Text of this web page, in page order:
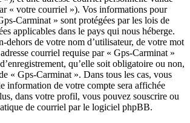
« votre courriel »). Vos informations pour
Carminat » sont protégées par les lois de
applicables dans le pays qui nous héberge.
dehors de votre nom d’utilisateur, de votre mot
courriel requise par « Gps-Carminat »
qu’elle soit obligatoire ou non,
« Gps-Carminat ». Dans tous les cas, vous
information de votre compte sera affichée
dans votre profil, vous pouvez souscrire ou
de courriel par le logiciel phpBB.